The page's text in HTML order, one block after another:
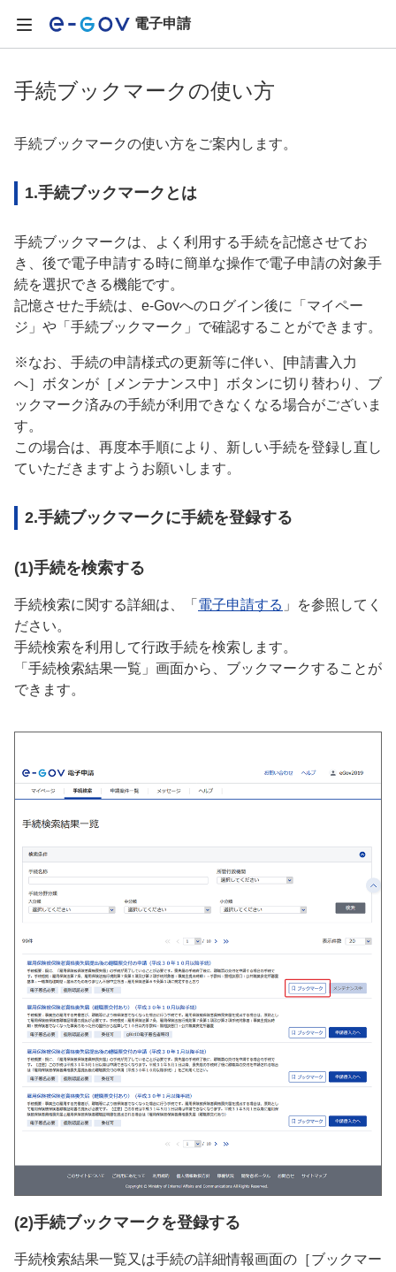
電子申請
手続ブックマークの使い方
手続ブックマークの使い方をご案内します。
1.手続ブックマークとは
手続ブックマークは、よく利用する手続を記憶させてお
き、後で電子申請する時に簡単な操作で電子申請の対象手
続を選択できる機能です。
記憶させた手続は、e-Govへのログイン後に「マイペー
ジ」や「手続ブックマーク」で確認することができます。
※なお、手続の申請様式の更新等に伴い、[申請書入力
へ］ボタンが［メンテナンス中］ボタンに切り替わり、ブ
ックマーク済みの手続が利用できなくなる場合がございま
す。
この場合は、再度本手順により、新しい手続を登録し直し
ていただきますようお願いします。
2.手続ブックマークに手続を登録する
(1)手続を検索する
手続検索に関する詳細は、「 電子申請する 」を参照してく
ださい。
手続検索を利用して行政手続を検索します。
「手続検索結果一覧」画面から、ブックマークすることが
できます。
(2)手続ブックマークを登録する
手続検索結果一覧又は手続の詳細情報画面の［ブックマー